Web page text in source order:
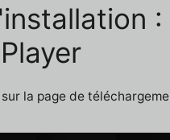
la page de